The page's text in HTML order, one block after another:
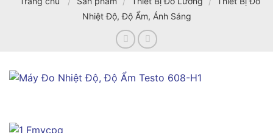
Nhiệt Độ, Độ Ẩm, Ánh Sáng